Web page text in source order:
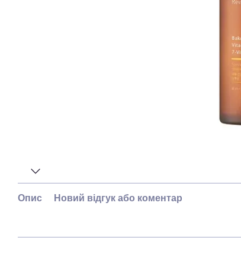
Опис Новий відгук або коментар